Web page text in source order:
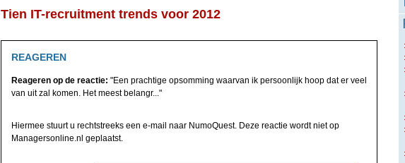
Tien IT-recruitment trends voor 2012
REAGEREN
Reageren op de reactie: "Een prachtige opsomming waarvan ik persoonlijk hoop dat er veel
van uit zal komen. Het meest belangr..."
Hiermee stuurt u rechtstreeks een e-mail naar NumoQuest. Deze reactie wordt niet op
Managersonline.nl geplaatst.